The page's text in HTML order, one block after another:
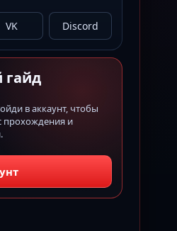
VK Discord
гайд
в аккаунт, чтобы
прохождения и